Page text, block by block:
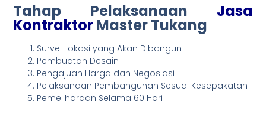
Tahap Pelaksanaan Jasa
KontraktorMaster Tukang
Survei Lokasi yang Akan Dibangun
Pembuatan Desain
Pengajuan Harga dan Negosiasi
Pelaksanaan Pembangunan Sesuai Kesepakatan
Pemeliharaan Selama 60 Hari